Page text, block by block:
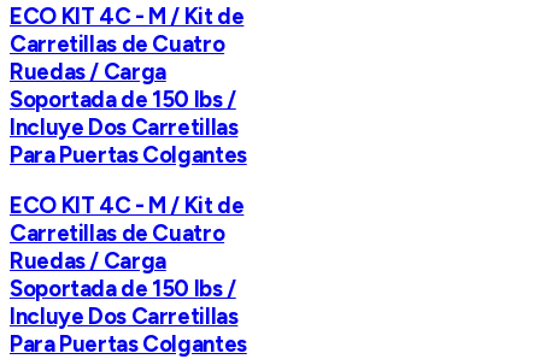
ECO KIT 4C - M / Kit de
Carretillas de Cuatro
Ruedas / Carga
Soportada de 150 lbs /
Incluye Dos Carretillas
Para Puertas Colgantes
ECO KIT 4C - M / Kit de
Carretillas de Cuatro
Ruedas / Carga
Soportada de 150 lbs /
Incluye Dos Carretillas
Para Puertas Colgantes